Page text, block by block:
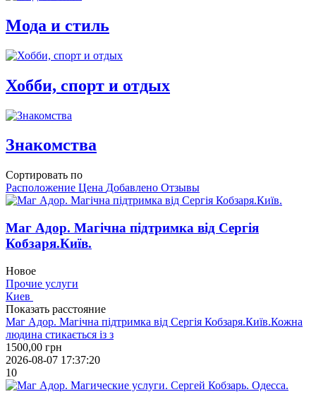
Мода и стиль
Хобби, спорт и отдых
Знакомства
Сортировать по
Расположение Цена Добавлено Отзывы
Маг Адор. Магічна підтримка від Сергія
Кобзаря.Київ.
Новое
Прочие услуги
Киев
Показать расстояние
Маг Адор. Магічна підтримка від Сергія Кобзаря.Київ.Кожна
людина стикається із з
1500,00 грн
2026-08-07 17:37:20
10